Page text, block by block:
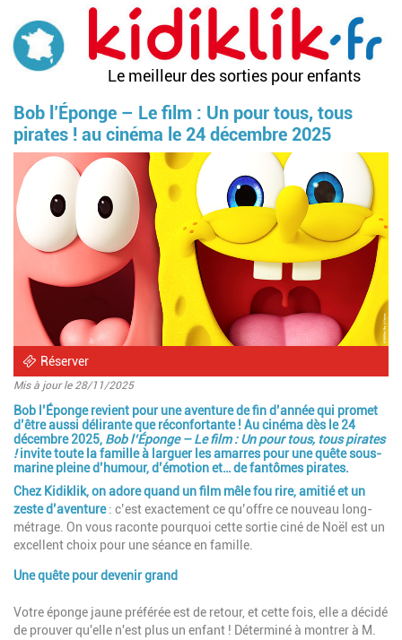
contenu
principal
Le meilleur des sorties pour enfants
Bob l’Éponge – Le film : Un pour tous, tous
pirates ! au cinéma le 24 décembre 2025
Image
Réserver
Mis à jour le 28/11/2025
Introduction
Bob l’Éponge revient pour une aventure de fin d’année qui promet
d’être aussi délirante que réconfortante ! Au cinéma dès le24
décembre 2025, Bob l’Éponge – Le film : Un pour tous, tous pirates
!invite toute la famille à larguer les amarres pour une quête sous-
marine pleine d’humour, d’émotion et… de fantômes pirates.
Chez Kidiklik, on adore quand un film mêle fou rire, amitié et un
zeste d’aventure: c’est exactement ce qu’offre ce nouveau long-
métrage. On vous raconte pourquoi cette sortie ciné de Noël est un
excellent choix pour une séance en famille.
Paragraphes
Une quête pour devenir grand
Description
Votre éponge jaune préférée est de retour, et cette fois, elle a décidé
de prouver qu'elle n'est plus un enfant ! Déterminé à montrer à M.